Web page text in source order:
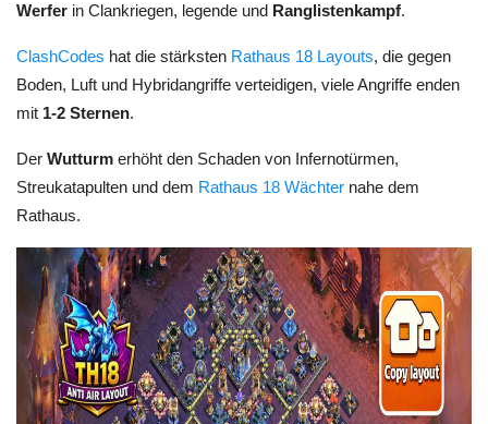
Werfer in Clankriegen, legende und Ranglistenkampf.
ClashCodes hat die stärksten Rathaus 18 Layouts, die gegen
Boden, Luft und Hybridangriffe verteidigen, viele Angriffe enden
mit 1-2 Sternen.
Der Wutturm erhöht den Schaden von Infernotürmen,
Streukatapulten und dem Rathaus 18 Wächter nahe dem
Rathaus.